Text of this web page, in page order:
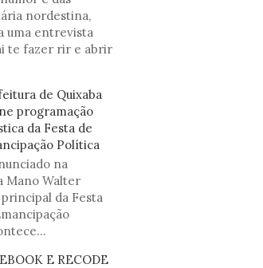
nordestina,
uma entrevista
te fazer rir e abrir
de Quixaba
programação
da Festa de
Política
na
Mano Walter
da Festa
E RECODE